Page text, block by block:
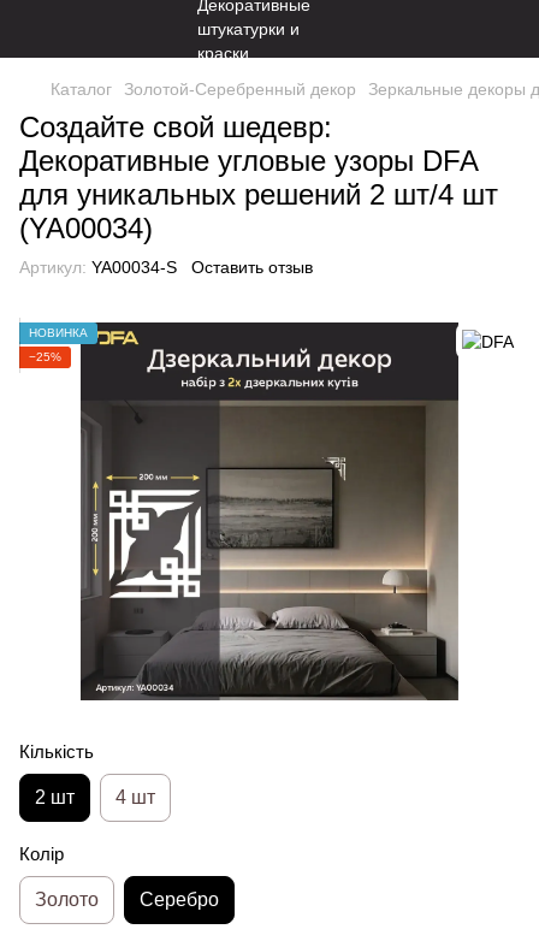
Каталог Золотой-Серебренный декор Зеркальные декоры
Создайте свой шедевр:
Декоративные угловые узоры DFA
для уникальных решений 2 шт/4 шт
(YA00034)
Артикул: YA00034-S Оставить отзыв
НОВИНКА
−25%
Кількість
2 шт 4 шт
Колір
Золото Серебро